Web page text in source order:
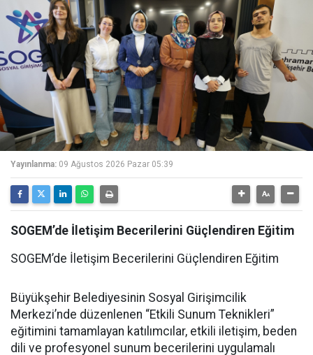
Yayınlanma: 09 Ağustos 2026 Pazar 05:39
SOGEM’de İletişim Becerilerini Güçlendiren Eğitim
SOGEM’de İletişim Becerilerini Güçlendiren Eğitim
Büyükşehir Belediyesinin Sosyal Girişimcilik
Merkezi’nde düzenlenen “Etkili Sunum Teknikleri”
eğitimini tamamlayan katılımcılar, etkili iletişim, beden
dili ve profesyonel sunum becerilerini uygulamalı